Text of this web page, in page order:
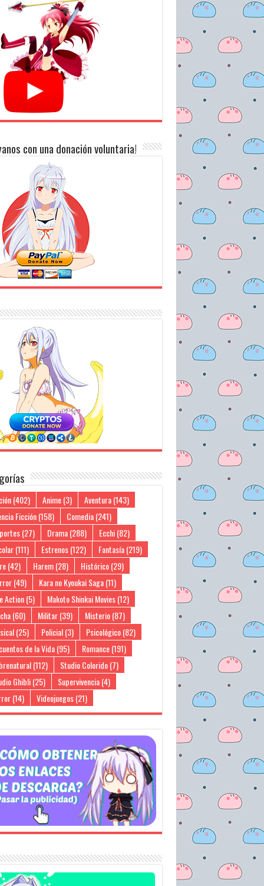
con una donación voluntaria!
(402) Anime(3) Aventura(143)
Ficción(158) Comedia(241)
(27) Drama(288) Ecchi(82)
(111) Estrenos(122) Fantasía(219)
(42) Harem(28) Histórico(29)
(49) Kara no Kyoukai Saga(11)
Action(5) Makoto Shinkai Movies(12)
(60) Militar(39) Misterio(87)
(25) Policial(3) Psicológico(82)
de la Vida(95) Romance(191)
(112) Studio Colorido(7)
Ghibli(25) Supervivencia(4)
(14) Videojuegos(21)